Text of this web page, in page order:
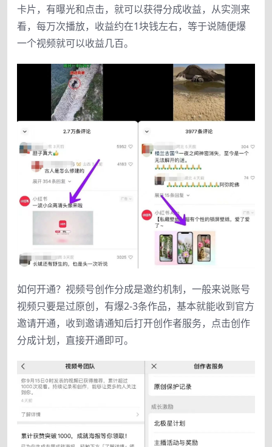
卡片，有曝光和点击，就可以获得分成收益，从实测来
看，每万次播放，收益约在1块钱左右，等于说随便爆
一个视频就可以收益几百。
如何开通？视频号创作分成是邀约机制，一般来说账号
视频只要是过原创，有爆2-3条作品，基本就能收到官方
邀请开通，收到邀请通知后打开创作者服务，点击创作
分成计划，直接开通即可。